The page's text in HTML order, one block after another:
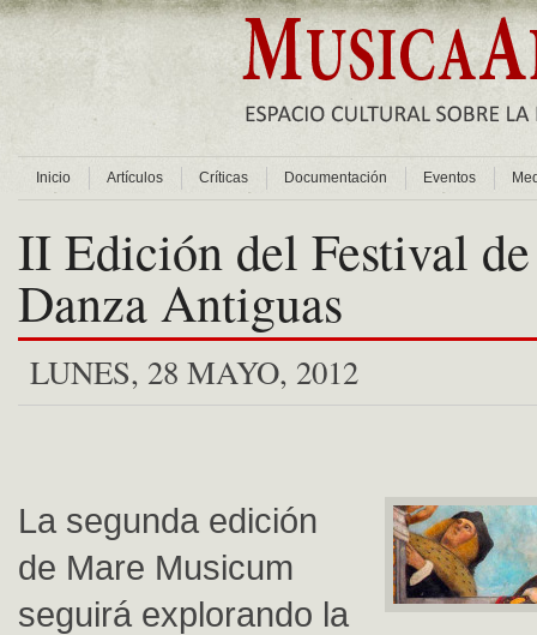
Inicio Artículos Críticas Documentación Eventos
II Edición del Festival
Danza Antiguas
LUNES, 28 MAYO, 2012
La segunda edición
de Mare Musicum
seguirá explorando la